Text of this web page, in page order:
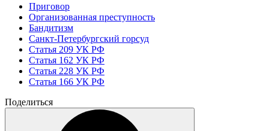
Приговор
Организованная преступность
Бандитизм
Санкт-Петербургский горсуд
Статья 209 УК РФ
Статья 162 УК РФ
Статья 228 УК РФ
Статья 166 УК РФ
Поделиться